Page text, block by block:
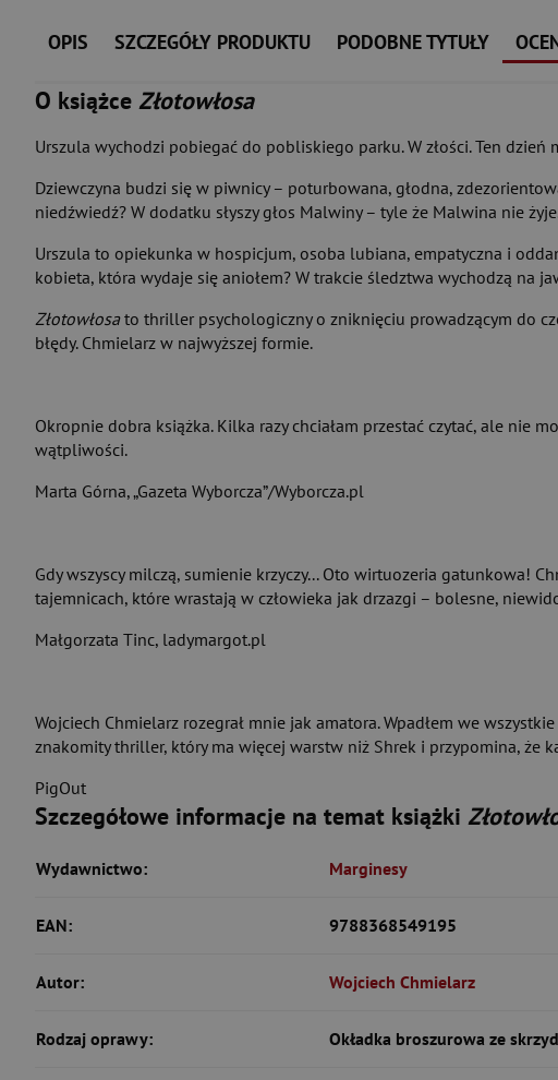
OPIS SZCZEGÓŁY PRODUKTU PODOBNE TYTUŁY
O książce Złotowłosa
Urszula wychodzi pobiegać do pobliskiego parku. W złości. Ten dzień
Dziewczyna budzi się w piwnicy – poturbowana, głodna,
niedźwiedź? W dodatku słyszy głos Malwiny – tyle że Malwina nie
Urszula to opiekunka w hospicjum, osoba lubiana, empatyczna i
kobieta, która wydaje się aniołem? W trakcie śledztwa wychodzą na
Złotowłosato thriller psychologiczny o zniknięciu prowadzącym do
błędy. Chmielarz w najwyższej formie.
Okropnie dobra książka. Kilka razy chciałam przestać czytać, ale nie
wątpliwości.
Marta Górna, „Gazeta Wyborcza”/Wyborcza.pl
Gdy wszyscy milczą, sumienie krzyczy... Oto wirtuozeria gatunkowa!
tajemnicach, które wrastają w człowieka jak drzazgi – bolesne,
Małgorzata Tinc, ladymargot.pl
Wojciech Chmielarz rozegrał mnie jak amatora. Wpadłem we
znakomity thriller, który ma więcej warstw niż Shrek i przypomina, że
PigOut
Szczegółowe informacje na temat książki
Wydawnictwo: Marginesy
EAN: 9788368549195
Autor: Wojciech Chmielarz
Rodzaj oprawy: Okładka broszurowa ze